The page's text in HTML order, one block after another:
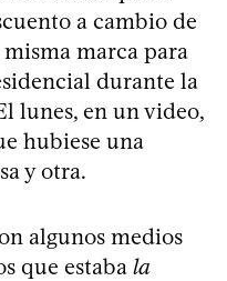
a cambio de
marca para
durante la
lunes, en un video,
hubiese una
y otra.
algunos medios
que estaba la